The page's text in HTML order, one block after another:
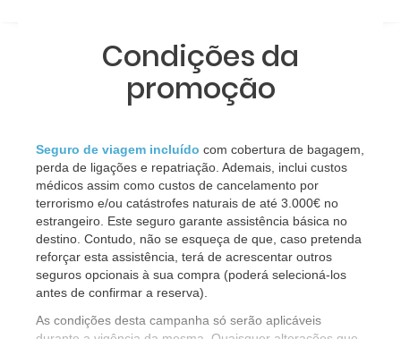
Condições da
promoção
Seguro de viagem incluído com cobertura de bagagem,
perda de ligações e repatriação. Ademais, inclui custos
médicos assim como custos de cancelamento por
terrorismo e/ou catástrofes naturais de até 3.000€ no
estrangeiro. Este seguro garante assistência básica no
destino. Contudo, não se esqueça de que, caso pretenda
reforçar esta assistência, terá de acrescentar outros
seguros opcionais à sua compra (poderá selecioná-los
antes de confirmar a reserva).
​As condições desta campanha só serão aplicáveis